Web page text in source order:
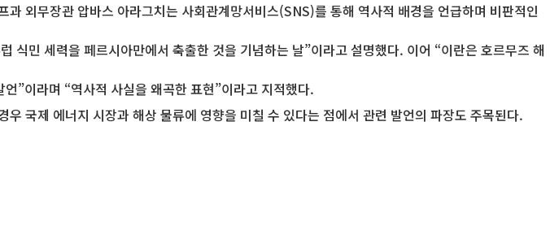
외무장관 압바스 아라그치는 사회관계망서비스(SNS)를 통해 역사적 배경을 언급하며 비판적인
식민 세력을 페르시아만에서 축출한 것을 기념하는 날”이라고 설명했다. 이어 “이란은 호르무즈 해
”이라며 “역사적 사실을 왜곡한 표현”이라고 지적했다.
국제 에너지 시장과 해상 물류에 영향을 미칠 수 있다는 점에서 관련 발언의 파장도 주목된다.